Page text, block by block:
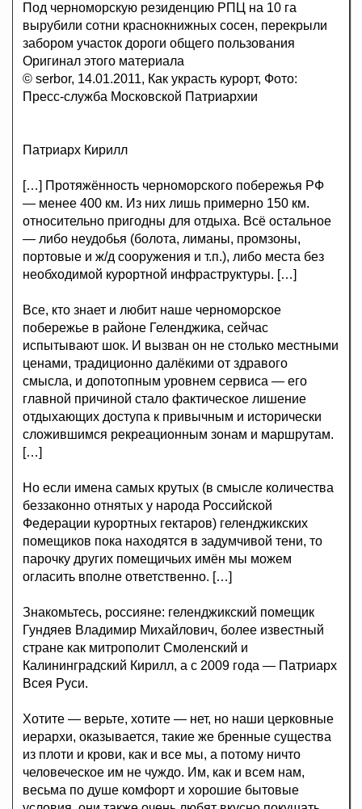
Под черноморскую резиденцию РПЦ на 10 га
вырубили сотни краснокнижных сосен, перекрыли
забором участок дороги общего пользования
Оригинал этого материала
© serbor, 14.01.2011, Как украсть курорт, Фото:
Пресс-служба Московской Патриархии
Патриарх Кирилл
[…] Протяжённость черноморского побережья РФ
— менее 400 км. Из них лишь примерно 150 км.
относительно пригодны для отдыха. Всё остальное
— либо неудобья (болота, лиманы, промзоны,
портовые и ж/д сооружения и т.п.), либо места без
необходимой курортной инфраструктуры. […]
Все, кто знает и любит наше черноморское
побережье в районе Геленджика, сейчас
испытывают шок. И вызван он не столько местными
ценами, традиционно далёкими от здравого
смысла, и допотопным уровнем сервиса — его
главной причиной стало фактическое лишение
отдыхающих доступа к привычным и исторически
сложившимся рекреационным зонам и маршрутам.
[…]
Но если имена самых крутых (в смысле количества
беззаконно отнятых у народа Российской
Федерации курортных гектаров) геленджикских
помещиков пока находятся в задумчивой тени, то
парочку других помещичьих имён мы можем
огласить вполне ответственно. […]
Знакомьтесь, россияне: геленджикский помещик
Гундяев Владимир Михайлович, более известный
стране как митрополит Смоленский и
Калининградский Кирилл, а с 2009 года — Патриарх
Всея Руси.
Хотите — верьте, хотите — нет, но наши церковные
иерархи, оказывается, такие же бренные существа
из плоти и крови, как и все мы, а потому ничто
человеческое им не чуждо. Им, как и всем нам,
весьма по душе комфорт и хорошие бытовые